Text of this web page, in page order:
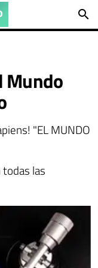
search
Mundo
"EL MUNDO
las